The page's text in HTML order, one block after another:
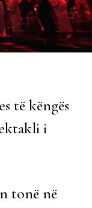
të këngës
i
tonë në